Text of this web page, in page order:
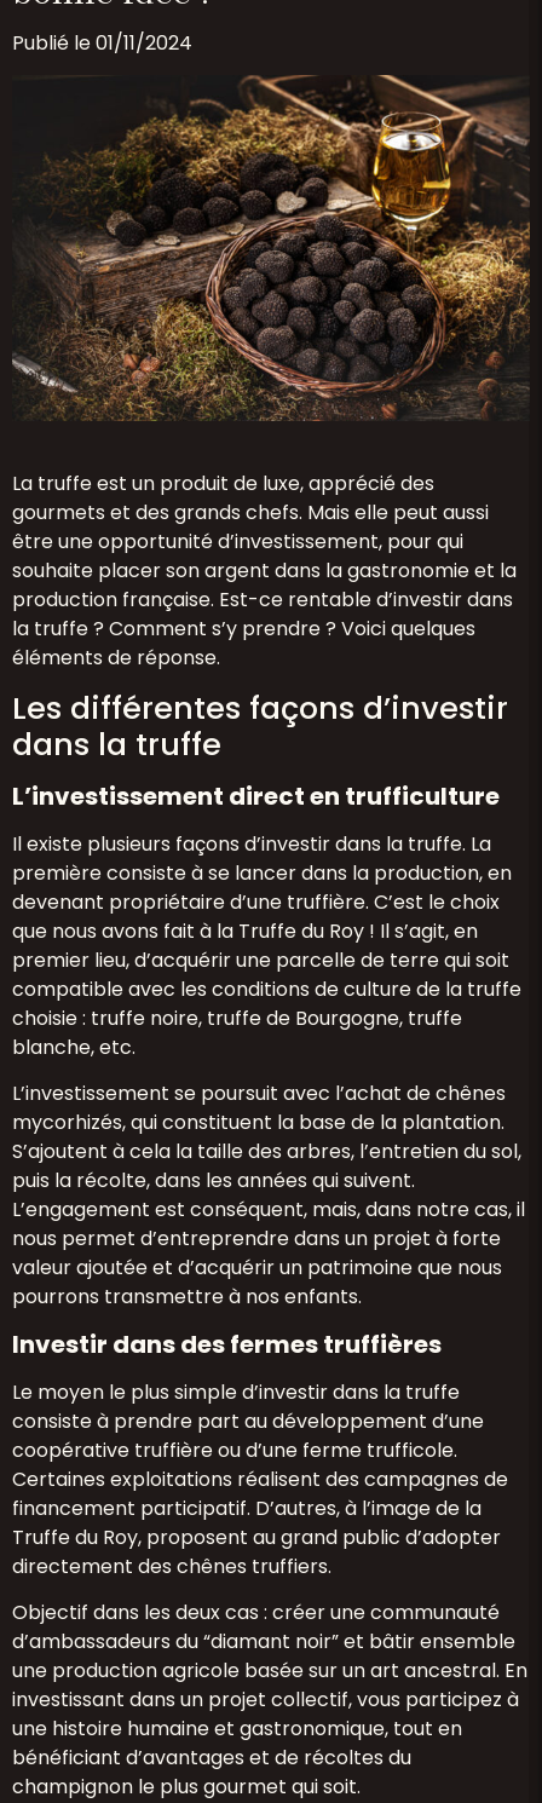
Publié le 01/11/2024
La truffe est un produit de luxe, apprécié des
gourmets et des grands chefs. Mais elle peut aussi
être une opportunité d’investissement, pour qui
souhaite placer son argent dans la gastronomie et la
production française. Est-ce rentable d’investir dans
la truffe ? Comment s’y prendre ? Voici quelques
éléments de réponse.
Les différentes façons d’investir
dans la truffe
L’investissement direct en trufficulture
Il existe plusieurs façons d’investir dans la truffe. La
première consiste à se lancer dans la production, en
devenant propriétaire d’une truffière. C’est le choix
que nous avons fait à la Truffe du Roy ! Il s’agit, en
premier lieu, d’acquérir une parcelle de terre qui soit
compatible avec les conditions de culture de la truffe
choisie : truffe noire, truffe de Bourgogne, truffe
blanche, etc.
L’investissement se poursuit avec l’achat de chênes
mycorhizés, qui constituent la base de la plantation.
S’ajoutent à cela la taille des arbres, l’entretien du sol,
puis la récolte, dans les années qui suivent.
L’engagement est conséquent, mais, dans notre cas, il
nous permet d’entreprendre dans un projet à forte
valeur ajoutée et d’acquérir un patrimoine que nous
pourrons transmettre à nos enfants.
Investir dans des fermes truffières
Le moyen le plus simple d’investir dans la truffe
consiste à prendre part au développement d’une
coopérative truffière ou d’une ferme trufficole.
Certaines exploitations réalisent des campagnes de
financement participatif. D’autres, à l’image de la
Truffe du Roy, proposent au grand public d’adopter
directement des chênes truffiers.
Objectif dans les deux cas : créer une communauté
d’ambassadeurs du “diamant noir” et bâtir ensemble
une production agricole basée sur un art ancestral. En
investissant dans un projet collectif, vous participez à
une histoire humaine et gastronomique, tout en
bénéficiant d’avantages et de récoltes du
champignon le plus gourmet qui soit.